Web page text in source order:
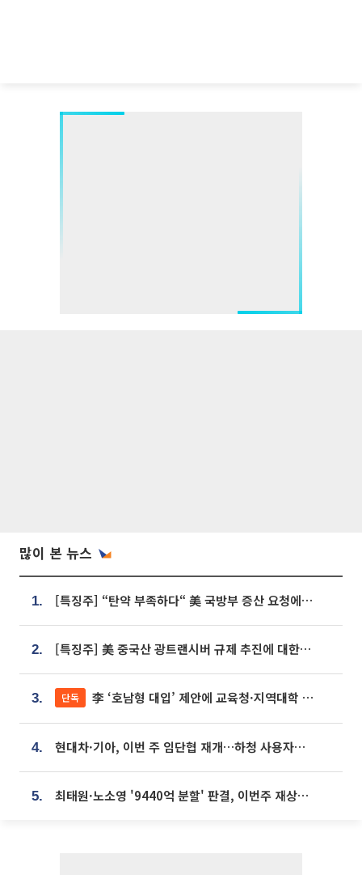
많이 본 뉴스
1. [특징주] “탄약 부족하다“ 美 국방부 증산 요청에⋯국내 방산주 급등세
2. [특징주] 美 중국산 광트랜시버 규제 추진에 대한광통신 등 광통신株 강세
3. 단독 李 ‘호남형 대입’ 제안에 교육청·지역대학 서·논술형 입시 연계 '착수'
4. 현대차·기아, 이번 주 임단협 재개…하청 사용자성 재심도 ‘변수’
5. 최태원·노소영 '9440억 분할' 판결, 이번주 재상고 여부 주목